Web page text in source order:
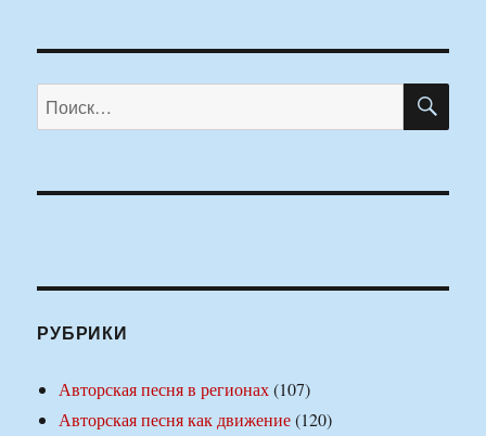
Искать:
РУБРИКИ
Авторская песня в регионах(107)
Авторская песня как движение(120)